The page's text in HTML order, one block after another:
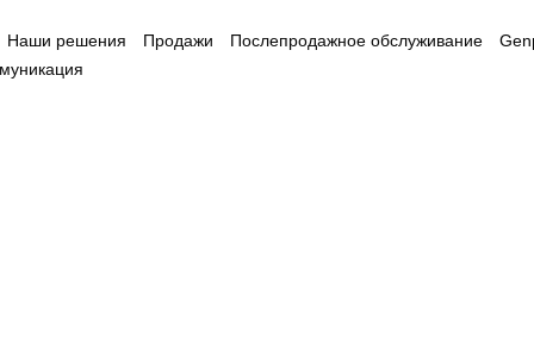
Наши решения Продажи Послепродажное обслуживание